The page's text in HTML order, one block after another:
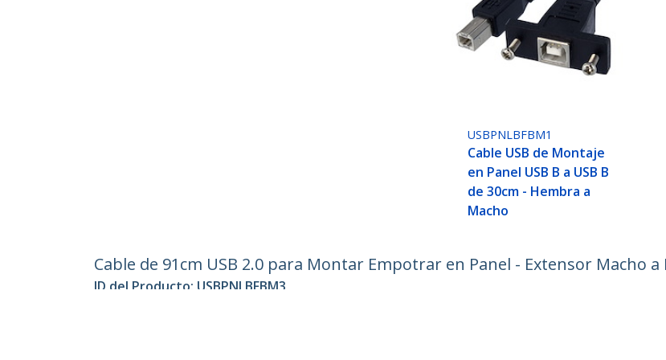
USBPNLBFBM1
Cable USB de Montaje
en Panel USB B a USB B
de 30cm - Hembra a
Macho
Cable de 91cm USB 2.0 para Montar Empotrar en Panel - Extensor Macho
ID del Producto: USBPNLBFBM3